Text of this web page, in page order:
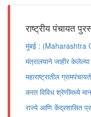
राष्ट्रीय पंचायत
मुंबई : (Maharashtra
मंत्रालयाने जाहीर
महाराष्ट्रातील
करत विविध श्रेणींमध्ये
राज्ये आणि केंद्रशासित